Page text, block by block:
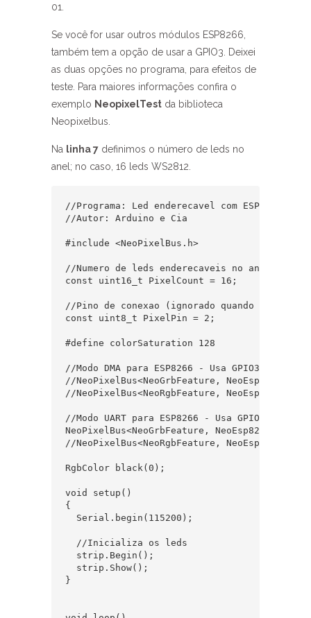
01.
Se você for usar outros módulos ESP8266,
também tem a opção de usar a GPIO3. Deixei
as duas opções no programa, para efeitos de
teste. Para maiores informações confira o
exemplo NeopixelTest da biblioteca
Neopixelbus.
Na linha 7 definimos o número de leds no
anel; no caso, 16 leds WS2812.
//Programa: Led enderecavel com ESP8266 ESP-
//Autor: Arduino e Cia
#include <NeoPixelBus.h>
//Numero de leds enderecaveis no anel
const uint16_t PixelCount = 16;
//Pino de conexao (ignorado quando se usa
const uint8_t PixelPin = 2;
#define colorSaturation 128
//Modo DMA para ESP8266 - Usa GPIO3
//NeoPixelBus<NeoGrbFeature,
//NeoPixelBus<NeoRgbFeature,
//Modo UART para ESP8266 - Usa GPIO2
NeoPixelBus<NeoGrbFeature,
//NeoPixelBus<NeoRgbFeature,
RgbColor black(0);
void setup()
{
  Serial.begin(115200);
  //Inicializa os leds
  strip.Begin();
  strip.Show();
}